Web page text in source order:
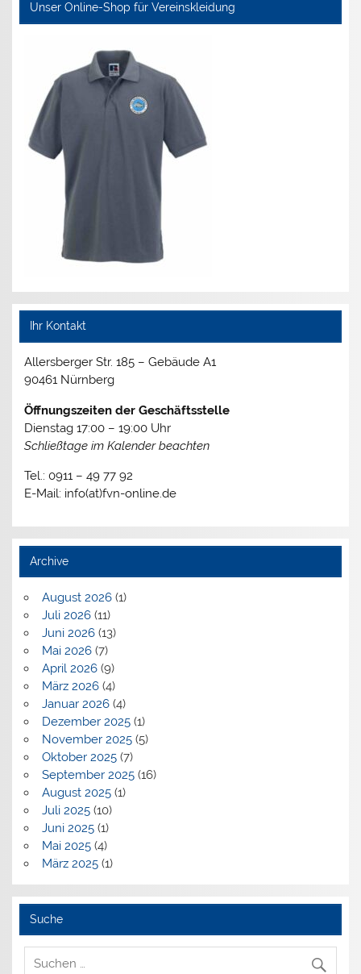
Unser Online-Shop für Vereinskleidung
Ihr Kontakt
Allersberger Str. 185 – Gebäude A1
90461 Nürnberg
Öffnungszeiten der Geschäftsstelle
Dienstag 17:00 – 19:00 Uhr
Schließtage im Kalender beachten
Tel.: 0911 – 49 77 92
E-Mail: info(at)fvn-online.de
Archive
August 2026(1)
Juli 2026(11)
Juni 2026(13)
Mai 2026(7)
April 2026(9)
März 2026(4)
Januar 2026(4)
Dezember 2025(1)
November 2025(5)
Oktober 2025(7)
September 2025(16)
August 2025(1)
Juli 2025(10)
Juni 2025(1)
Mai 2025(4)
März 2025(1)
Suche